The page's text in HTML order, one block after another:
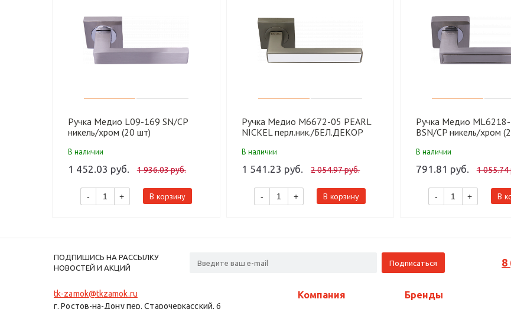
Ручка Медио L09-169 SN/CP
никель/хром (20 шт)
В наличии
1 452.03 руб. 1 936.03 руб.
- + В корзину
Ручка Медио M6672-05 PEARL
NICKEL перл.ник./БЕЛ.ДЕКОР
В наличии
1 541.23 руб. 2 054.97 руб.
- + В корзину
Ручка Медио
BSN/CP никель/хром
В наличии
791.81 руб. 1 055.74
- + В
ПОДПИШИСЬ НА РАССЫЛКУ
НОВОСТЕЙ И АКЦИЙ
8
tk-zamok@tkzamok.ru
г. Ростов-на-Дону пер. Старочеркасский, 6
Компания Бренды